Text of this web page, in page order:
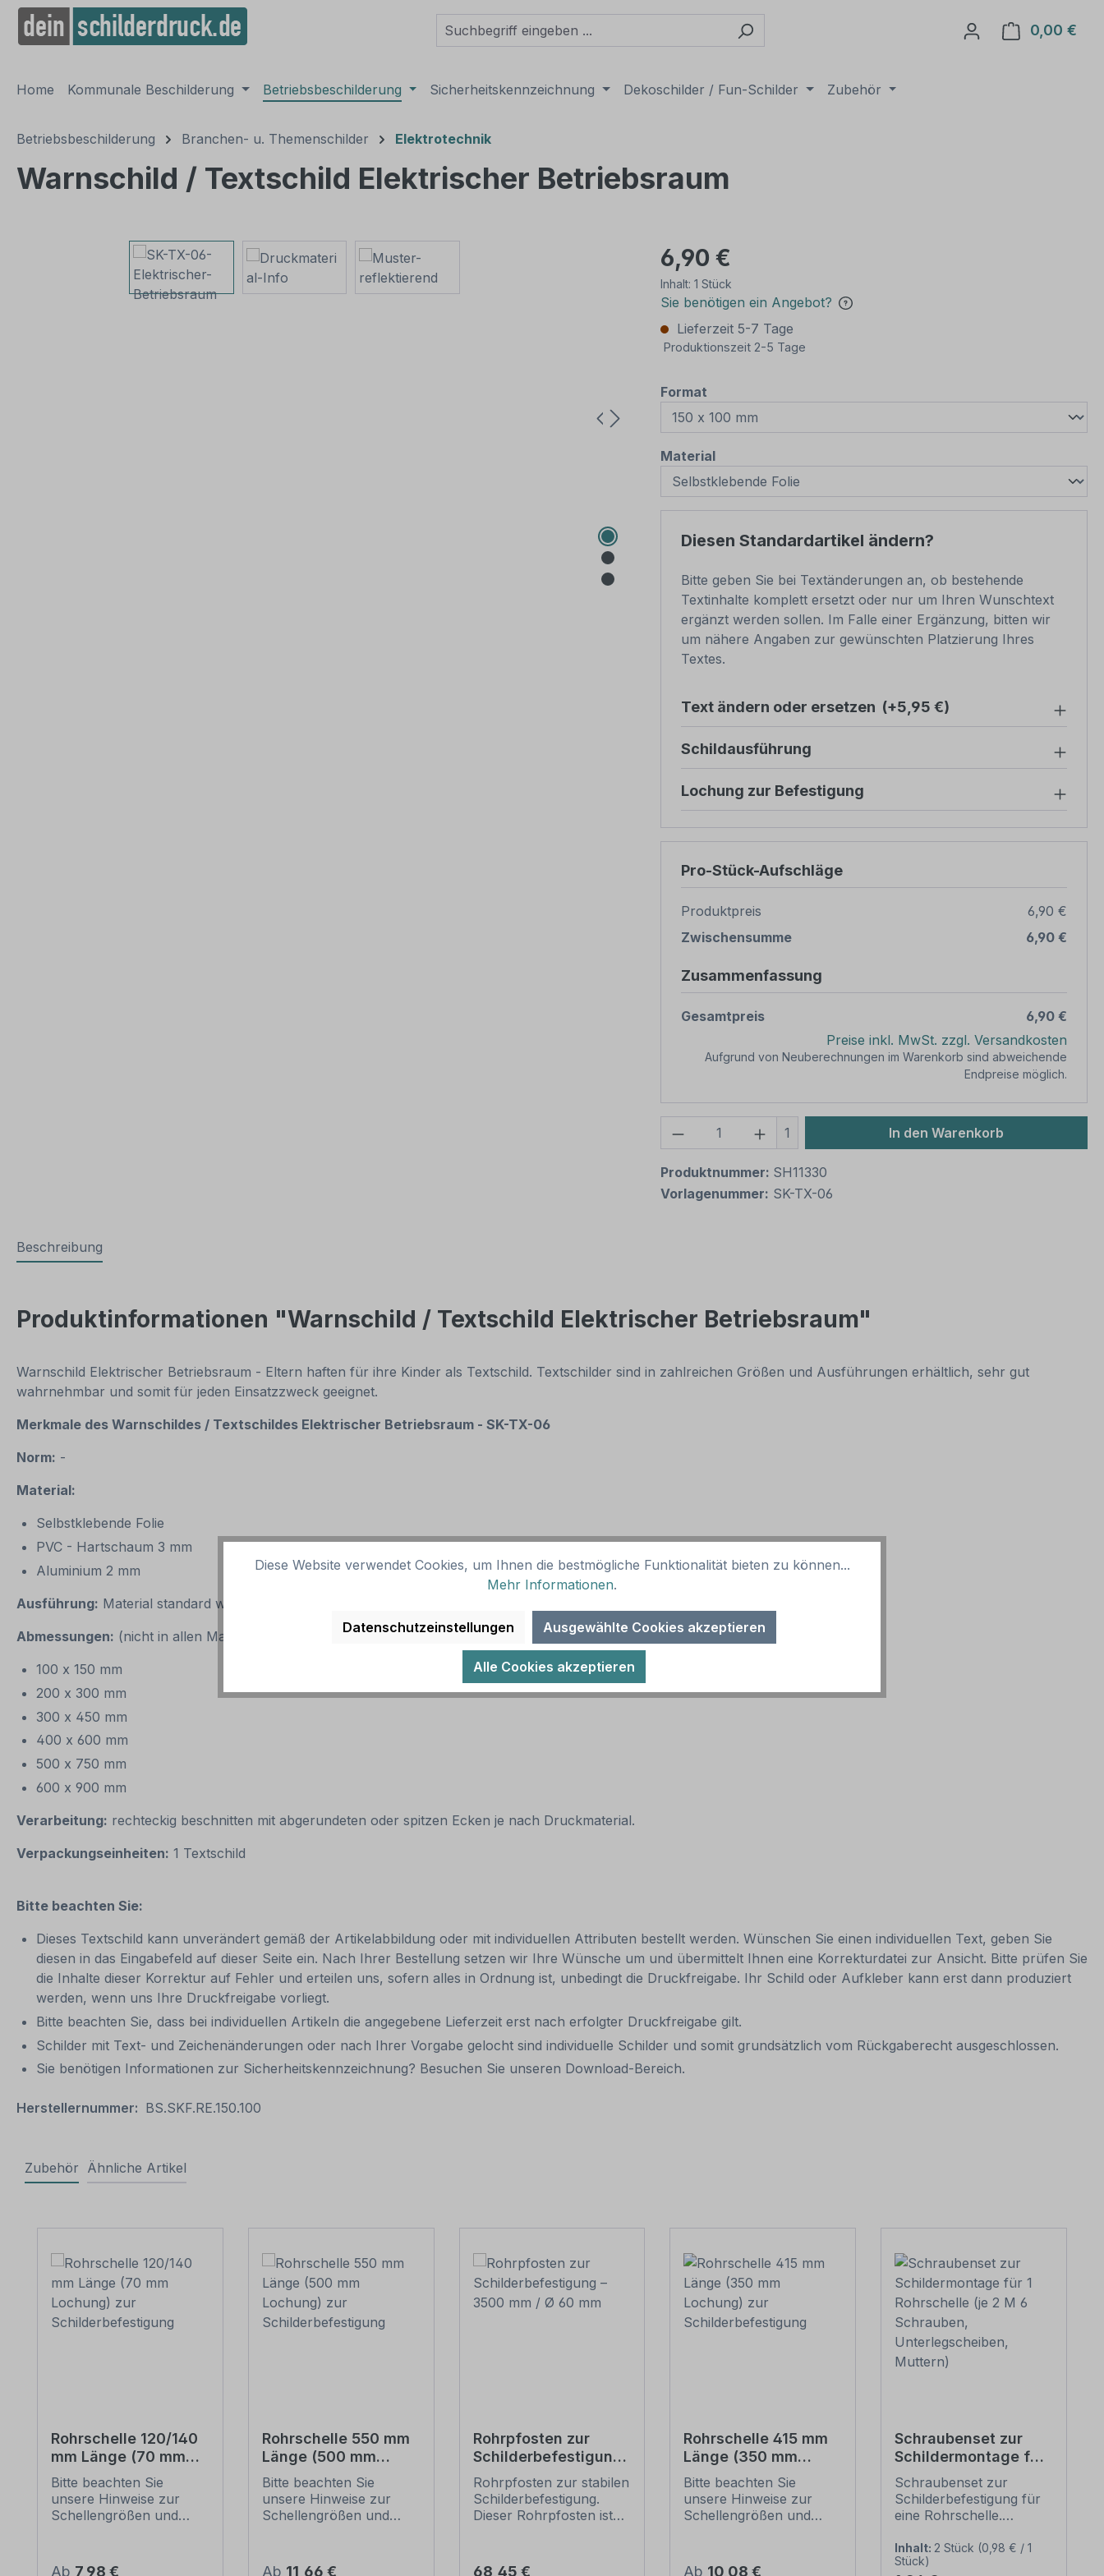
Zur Hauptnavigation springen
0,00 €
Home Kommunale Beschilderung Betriebsbeschilderung Sicherheitskennzeichnung Dekoschilder / Fun-Schilder Zubehör
Betriebsbeschilderung Branchen- u. Themenschilder Elektrotechnik
Warnschild / Textschild Elektrischer Betriebsraum
Bildergalerie überspringen 6,90 €
Inhalt: 1 Stück
Sie benötigen ein Angebot?
Lieferzeit 5-7 Tage
Produktionszeit 2-5 Tage
Format
Materialauswählen
Diesen Standardartikel ändern?
Bitte geben Sie bei Textänderungen an, ob bestehende
Textinhalte komplett ersetzt oder nur um Ihren Wunschtext
ergänzt werden sollen. Im Falle einer Ergänzung, bitten wir
um nähere Angaben zur gewünschten Platzierung Ihres
Textes.
Text ändern oder ersetzen (+5,95 €)
Schildausführung
Lochung zur Befestigung
Pro-Stück-Aufschläge
Produktpreis
6,90 €
Zwischensumme
6,90 €
Zusammenfassung
Gesamtpreis
6,90 €
Preise inkl. MwSt. zzgl. Versandkosten
Aufgrund von Neuberechnungen im Warenkorb sind abweichende
Endpreise möglich.
Produkt Anzahl: Gib den gewünschten Wert
1 In den Warenkorb
Produktnummer: SH11330
Vorlagenummer: SK-TX-06
Beschreibung
Produktinformationen "Warnschild / Textschild Elektrischer Betriebsraum"
Warnschild Elektrischer Betriebsraum - Eltern haften für ihre Kinder als Textschild. Textschilder sind in zahlreichen Größen und Ausführungen erhältlich, sehr gut
wahrnehmbar und somit für jeden Einsatzzweck geeignet.
Merkmale des Warnschildes / Textschildes Elektrischer Betriebsraum - SK-TX-06
Norm: -
Material:
Selbstklebende Folie
PVC - Hartschaum 3 mm
Aluminium 2 mm
Ausführung: Material standard weiß, Druck: Hintergrund gelb, Text schwarz. Alternative Ausführungen sind möglich.
Abmessungen: (nicht in allen Materialien verfügbar)
100 x 150 mm
200 x 300 mm
300 x 450 mm
400 x 600 mm
500 x 750 mm
600 x 900 mm
Verarbeitung: rechteckig beschnitten mit abgerundeten oder spitzen Ecken je nach Druckmaterial.
Verpackungseinheiten: 1 Textschild
Bitte beachten Sie:
Dieses Textschild kann unverändert gemäß der Artikelabbildung oder mit individuellen Attributen bestellt werden. Wünschen Sie einen individuellen Text, geben Sie
diesen in das Eingabefeld auf dieser Seite ein. Nach Ihrer Bestellung setzen wir Ihre Wünsche um und übermittelt Ihnen eine Korrekturdatei zur Ansicht. Bitte prüfen Sie
die Inhalte dieser Korrektur auf Fehler und erteilen uns, sofern alles in Ordnung ist, unbedingt die Druckfreigabe. Ihr Schild oder Aufkleber kann erst dann produziert
werden, wenn uns Ihre Druckfreigabe vorliegt.
Bitte beachten Sie, dass bei individuellen Artikeln die angegebene Lieferzeit erst nach erfolgter Druckfreigabe gilt.
Schilder mit Text- und Zeichenänderungen oder nach Ihrer Vorgabe gelocht sind individuelle Schilder und somit grundsätzlich vom Rückgaberecht ausgeschlossen.
Sie benötigen Informationen zur Sicherheitskennzeichnung? Besuchen Sie unseren Download-Bereich.
Herstellernummer: BS.SKF.RE.150.100
Zubehör Ähnliche Artikel
Rohrschelle 120/140
mm Länge (70 mm
Lochung) zur
Schilderbefestigung
Bitte beachten Sie
unsere Hinweise zur
Schellengrößen und
(weiter unten).
Regulärer Preis:
Ab 7,98 €
Rohrschelle 550 mm
Länge (500 mm
Lochung) zur
Schilderbefestigung
Bitte beachten Sie
unsere Hinweise zur
Schellengrößen und
(weiter unten).
Regulärer Preis:
Ab 11,66 €
Rohrpfosten zur
Schilderbefestigung
– 3500 mm / Ø 60
mm
Rohrpfosten zur stabilen
Schilderbefestigung.
Dieser Rohrpfosten ist
60 mm geeignet.
Regulärer Preis:
68,45 €
Rohrschelle 415 mm
Länge (350 mm
Lochung) zur
Schilderbefestigung
Bitte beachten Sie
unsere Hinweise zur
Schellengrößen und
(weiter unten).
Regulärer Preis:
Ab 10,08 €
Schraubenset zur
Schildermontage für
1 Rohrschelle (je 2 M
6 Schrauben,
Unterlegscheiben,
Schraubenset zur
Schilderbefestigung für
eine Rohrschelle.
Schraubensets zur
Schilderbefestigung:
Inhalt: 2 Stück (0,98 € / 1
Stück)
Diese Website verwendet Cookies, um Ihnen die bestmögliche Funktionalität bieten zu können...
Mehr Informationen.
Datenschutzeinstellungen Ausgewählte Cookies akzeptieren
Alle Cookies akzeptieren